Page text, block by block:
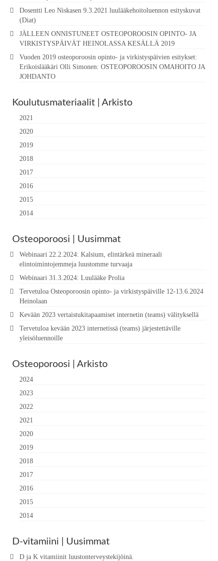
Dosentti Leo Niskasen 9.3.2021 luulääkehoitoluennon esityskuvat
(Diat)
JÄLLEEN ONNISTUNEET OSTEOPOROOSIN OPINTO- JA
VIRKISTYSPÄIVÄT HEINOLASSA KESÄLLÄ 2019
Vuoden 2019 osteoporoosin opinto- ja virkistyspäivien esitykset:
Erikoislääkäri Olli Simonen: OSTEOPOROOSIN OMAHOITO JA
JOHDANTO
Koulutusmateriaalit | Arkisto
2021
2020
2019
2018
2017
2016
2015
2014
Osteoporoosi | Uusimmat
Webinaari 22.2.2024: Kalsium, elintärkeä mineraali
elintoimintojemmeja luustomme turvaaja
Webinaari 31.3.2024: Luulääke Prolia
Tervetuloa Osteoporoosin opinto- ja virkistyspäiville 12-13.6.2024
Heinolaan
Kevään 2023 vertaistukitapaamiset internetin (teams) välityksellä
Tervetuloa kevään 2023 internetissä (teams) järjestettäville
yleisöluennoille
Osteoporoosi | Arkisto
2024
2023
2022
2021
2020
2019
2018
2017
2016
2015
2014
D-vitamiini | Uusimmat
D ja K vitamiinit luustonterveystekijöinä.